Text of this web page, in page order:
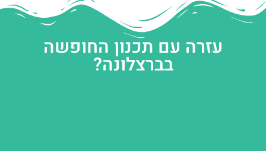
עזרה עם תכנון החופשה
בברצלונה?